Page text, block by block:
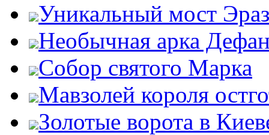
Уникальный мост
Необычная арка
Собор святого Марка
Мавзолей короля
Золотые ворота в